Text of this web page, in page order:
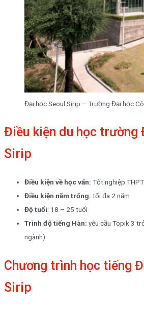
Đại học Seoul Sirip – Trường Đại học
Điều kiện du học trường
Sirip
Điều kiện về học vấn: Tốt nghiệp
Điều kiện năm trống: tối đa 2 năm
Độ tuổi: 18 – 25 tuổi
Trình độ tiếng Hàn: yêu cầu Topik 3
ngành)
Chương trình học tiếng
Sirip